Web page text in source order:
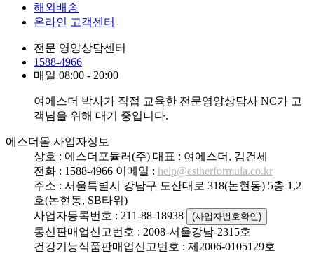
해외배송
온라인 고객센터
전문 영양상담센터
1588-4966
매일 08:00 - 20:00
여에스더 박사가 직접 교육한 전문영양상담사 NC가 고
객님을 위해 대기 중입니다.
에스더몰 사업자정보
상호 : 에스더포뮬러(주) 대표 : 여에스더, 김건세
전화 : 1588-4966 이메일 : help@estherformula.co.kr
주소 : 서울특별시 강남구 도산대로 318(논현동) 5층 1,2
호(논현동, SB타워)
사업자등록번호 : 211-88-18938
(사업자번호확인)
통신판매업신고번호 : 2008-서울강남-2315호
건강기능식품판매업신고번호 : 제2006-0105129호